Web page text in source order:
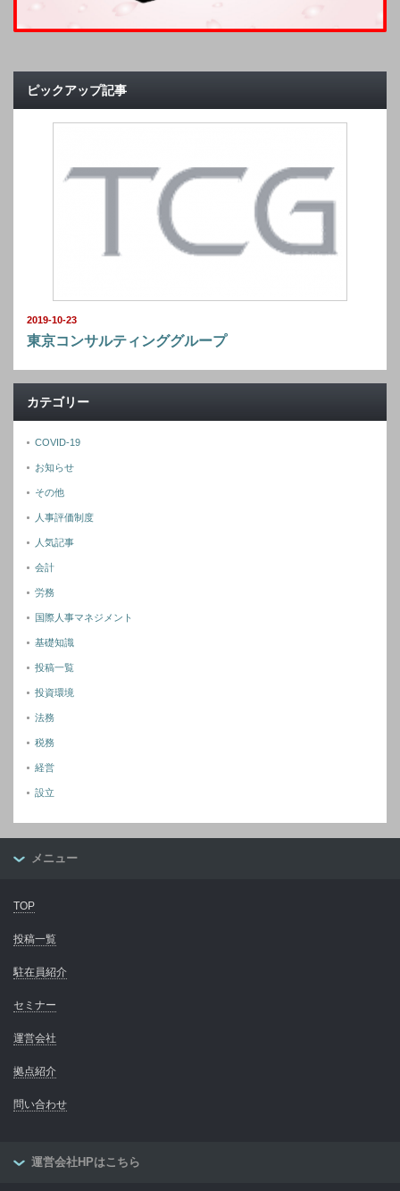
ピックアップ記事
2019-10-23
東京コンサルティンググループ
カテゴリー
COVID-19
お知らせ
その他
人事評価制度
人気記事
会計
労務
国際人事マネジメント
基礎知識
投稿一覧
投資環境
法務
税務
経営
設立
メニュー
TOP
投稿一覧
駐在員紹介
セミナー
運営会社
拠点紹介
問い合わせ
運営会社HPはこちら